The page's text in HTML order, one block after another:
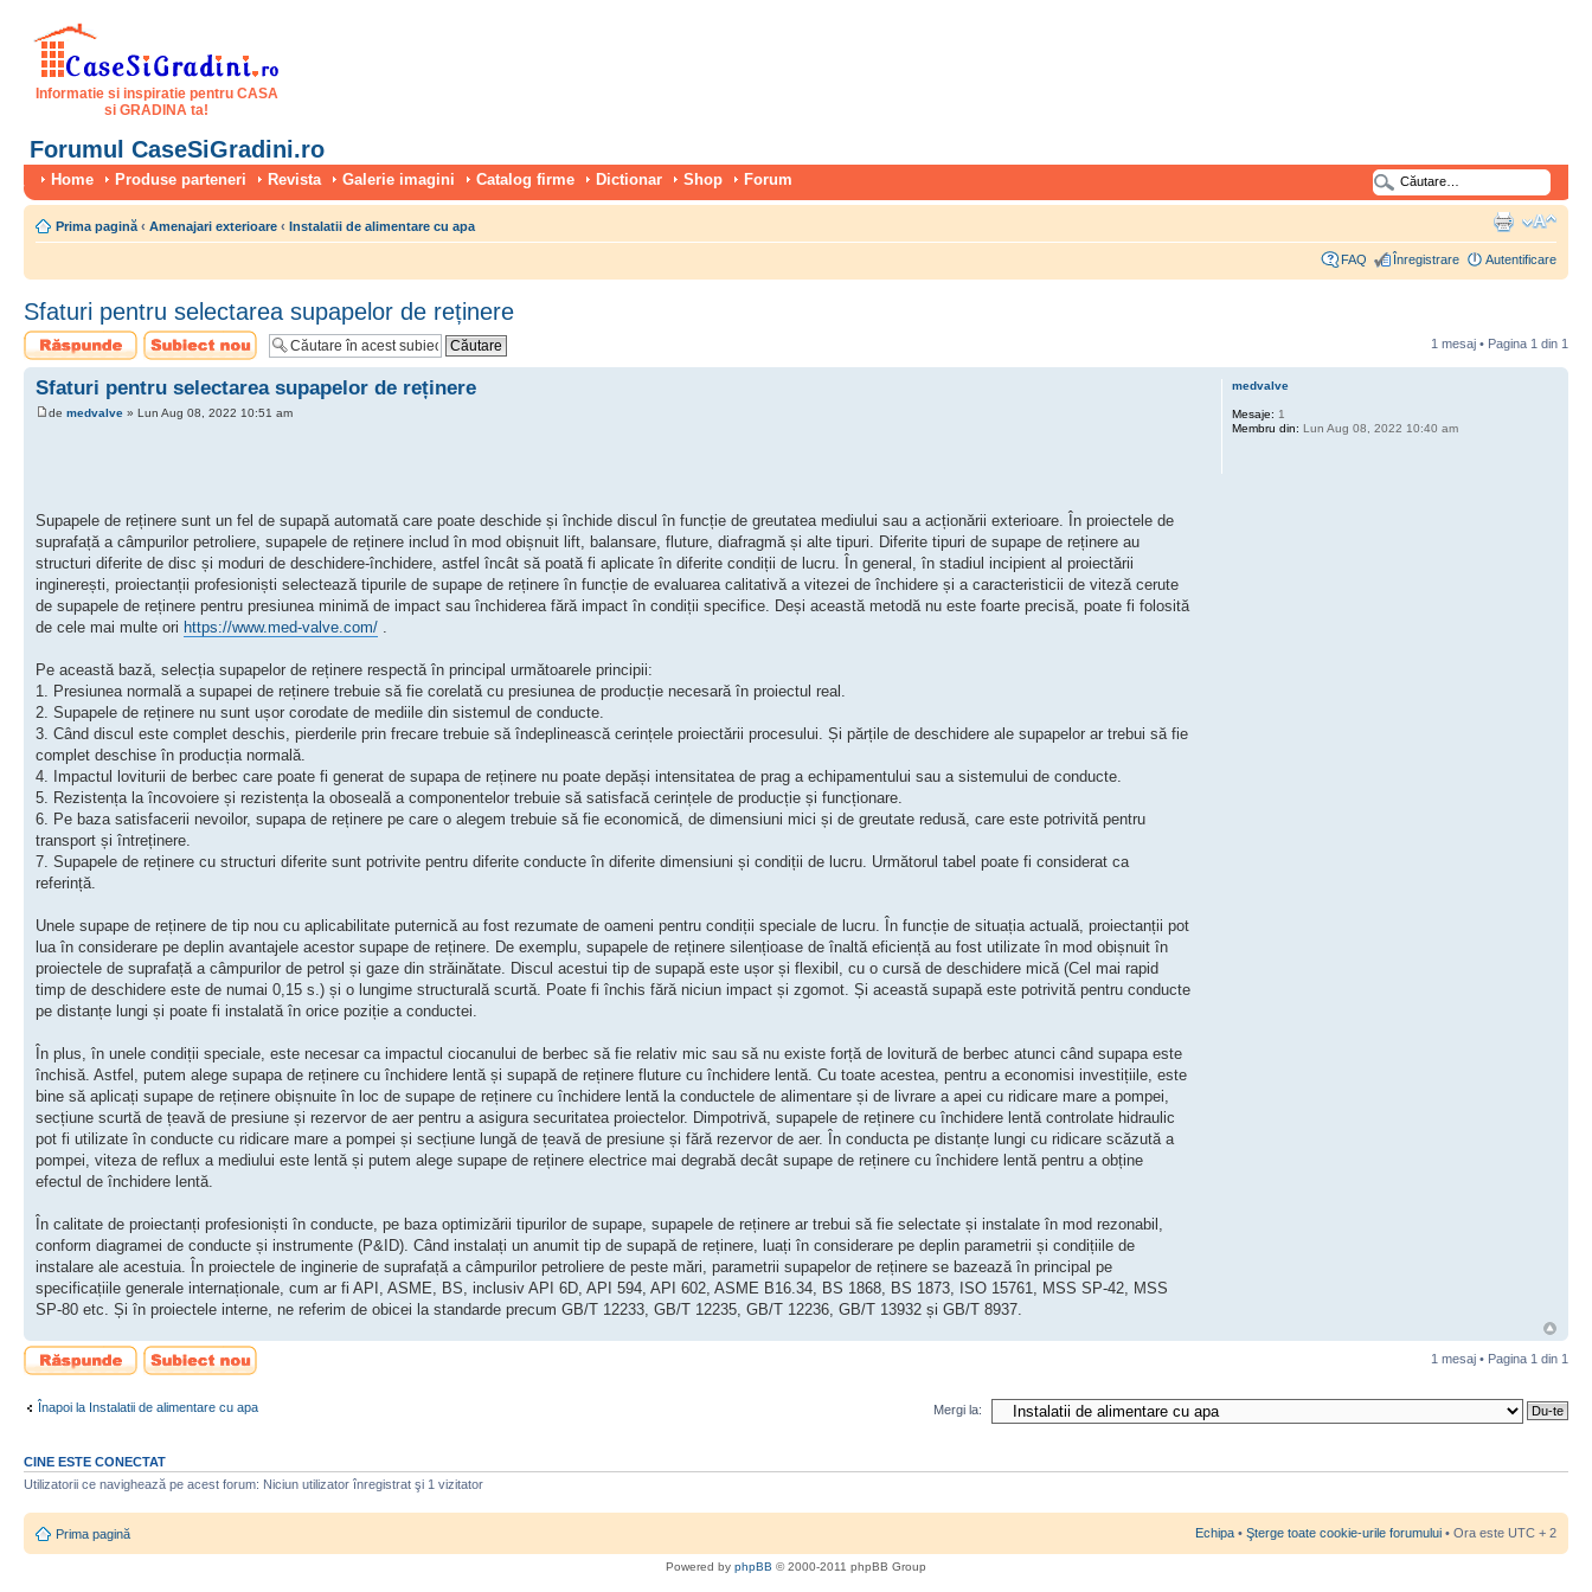
Informatie si inspiratie pentru CASA
si GRADINA ta!
Forumul CaseSiGradini.ro
Home Produse parteneri Revista Galerie imagini Catalog firme Dictionar Shop Forum
Prima pagină ‹ Amenajari exterioare ‹ Instalatii de alimentare cu apa
FAQ Înregistrare Autentificare
Sfaturi pentru selectarea supapelor de reținere
Scrie un răspuns
Scrie un subiect
nou
1 mesaj • Pagina 1 din 1
Sfaturi pentru selectarea supapelor de reținere
de medvalve » Lun Aug 08, 2022 10:51 am
Supapele de reținere sunt un fel de supapă automată care poate deschide și închide discul în funcție de greutatea mediului sau a acționării exterioare. În proiectele de
suprafață a câmpurilor petroliere, supapele de reținere includ în mod obișnuit lift, balansare, fluture, diafragmă și alte tipuri. Diferite tipuri de supape de reținere au
structuri diferite de disc și moduri de deschidere-închidere, astfel încât să poată fi aplicate în diferite condiții de lucru. În general, în stadiul incipient al proiectării
inginerești, proiectanții profesioniști selectează tipurile de supape de reținere în funcție de evaluarea calitativă a vitezei de închidere și a caracteristicii de viteză cerute
de supapele de reținere pentru presiunea minimă de impact sau închiderea fără impact în condiții specifice. Deși această metodă nu este foarte precisă, poate fi folosită
de cele mai multe ori https://www.med-valve.com/ .
Pe această bază, selecția supapelor de reținere respectă în principal următoarele principii:
1. Presiunea normală a supapei de reținere trebuie să fie corelată cu presiunea de producție necesară în proiectul real.
2. Supapele de reținere nu sunt ușor corodate de mediile din sistemul de conducte.
3. Când discul este complet deschis, pierderile prin frecare trebuie să îndeplinească cerințele proiectării procesului. Și părțile de deschidere ale supapelor ar trebui să fie
complet deschise în producția normală.
4. Impactul loviturii de berbec care poate fi generat de supapa de reținere nu poate depăși intensitatea de prag a echipamentului sau a sistemului de conducte.
5. Rezistența la încovoiere și rezistența la oboseală a componentelor trebuie să satisfacă cerințele de producție și funcționare.
6. Pe baza satisfacerii nevoilor, supapa de reținere pe care o alegem trebuie să fie economică, de dimensiuni mici și de greutate redusă, care este potrivită pentru
transport și întreținere.
7. Supapele de reținere cu structuri diferite sunt potrivite pentru diferite conducte în diferite dimensiuni și condiții de lucru. Următorul tabel poate fi considerat ca
referință.
Unele supape de reținere de tip nou cu aplicabilitate puternică au fost rezumate de oameni pentru condiții speciale de lucru. În funcție de situația actuală, proiectanții pot
lua în considerare pe deplin avantajele acestor supape de reținere. De exemplu, supapele de reținere silențioase de înaltă eficiență au fost utilizate în mod obișnuit în
proiectele de suprafață a câmpurilor de petrol și gaze din străinătate. Discul acestui tip de supapă este ușor și flexibil, cu o cursă de deschidere mică (Cel mai rapid
timp de deschidere este de numai 0,15 s.) și o lungime structurală scurtă. Poate fi închis fără niciun impact și zgomot. Și această supapă este potrivită pentru conducte
pe distanțe lungi și poate fi instalată în orice poziție a conductei.
În plus, în unele condiții speciale, este necesar ca impactul ciocanului de berbec să fie relativ mic sau să nu existe forță de lovitură de berbec atunci când supapa este
închisă. Astfel, putem alege supapa de reținere cu închidere lentă și supapă de reținere fluture cu închidere lentă. Cu toate acestea, pentru a economisi investițiile, este
bine să aplicați supape de reținere obișnuite în loc de supape de reținere cu închidere lentă la conductele de alimentare și de livrare a apei cu ridicare mare a pompei,
secțiune scurtă de țeavă de presiune și rezervor de aer pentru a asigura securitatea proiectelor. Dimpotrivă, supapele de reținere cu închidere lentă controlate hidraulic
pot fi utilizate în conducte cu ridicare mare a pompei și secțiune lungă de țeavă de presiune și fără rezervor de aer. În conducta pe distanțe lungi cu ridicare scăzută a
pompei, viteza de reflux a mediului este lentă și putem alege supape de reținere electrice mai degrabă decât supape de reținere cu închidere lentă pentru a obține
efectul de închidere lentă.
În calitate de proiectanți profesioniști în conducte, pe baza optimizării tipurilor de supape, supapele de reținere ar trebui să fie selectate și instalate în mod rezonabil,
conform diagramei de conducte și instrumente (P&ID). Când instalați un anumit tip de supapă de reținere, luați în considerare pe deplin parametrii și condițiile de
instalare ale acestuia. În proiectele de inginerie de suprafață a câmpurilor petroliere de peste mări, parametrii supapelor de reținere se bazează în principal pe
specificațiile generale internaționale, cum ar fi API, ASME, BS, inclusiv API 6D, API 594, API 602, ASME B16.34, BS 1868, BS 1873, ISO 15761, MSS SP-42, MSS
SP-80 etc. Și în proiectele interne, ne referim de obicei la standarde precum GB/T 12233, GB/T 12235, GB/T 12236, GB/T 13932 și GB/T 8937.
medvalve
Mesaje: 1
Membru din: Lun Aug 08, 2022 10:40 am
Scrie un răspuns
Scrie un subiect
nou
1 mesaj • Pagina 1 din 1
Înapoi la Instalatii de alimentare cu apa Mergi la:
CINE ESTE CONECTAT
Utilizatorii ce navighează pe acest forum: Niciun utilizator înregistrat şi 1 vizitator
Prima pagină Echipa • Şterge toate cookie-urile forumului • Ora este UTC + 2
Powered by phpBB © 2000-2011 phpBB Group